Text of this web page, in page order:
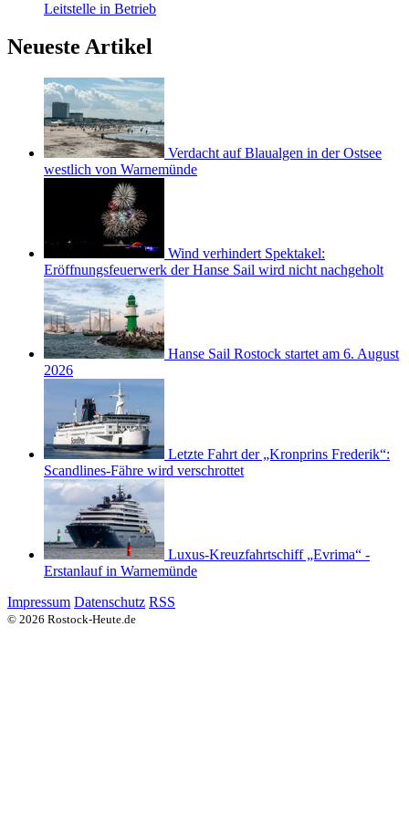
Leitstelle in Betrieb
Neueste Artikel
Verdacht auf Blaualgen in der Ostsee
westlich von Warnemünde
Wind verhindert Spektakel:
Eröffnungsfeuerwerk der Hanse Sail wird nicht nachgeholt
Hanse Sail Rostock startet am 6. August
2026
Letzte Fahrt der „Kronprins Frederik“:
Scandlines-Fähre wird verschrottet
Luxus-Kreuzfahrtschiff „Evrima“ -
Erstanlauf in Warnemünde
Impressum Datenschutz RSS
© 2026 Rostock-Heute.de